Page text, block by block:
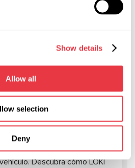
Show details
Allow all
selection
Deny
plataforma unificada para
y
y Rivian
de vehículos Tesla y Rivian
que un diagnóstico. También
de servicio, programación
Descubra cómo LOKI